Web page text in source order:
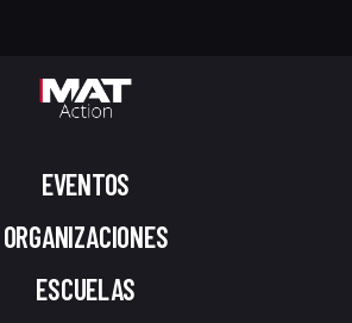
EVENTOS
ORGANIZACIONES
ESCUELAS